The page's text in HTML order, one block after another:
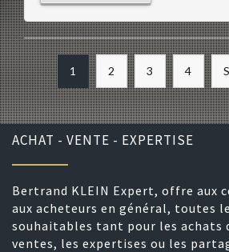
1 2 3 4
ACHAT - VENTE - EXPERTISE
Bertrand KLEIN Expert, offre aux
aux acheteurs en général, toutes
souhaitables tant pour les achats
ventes, les expertises ou les